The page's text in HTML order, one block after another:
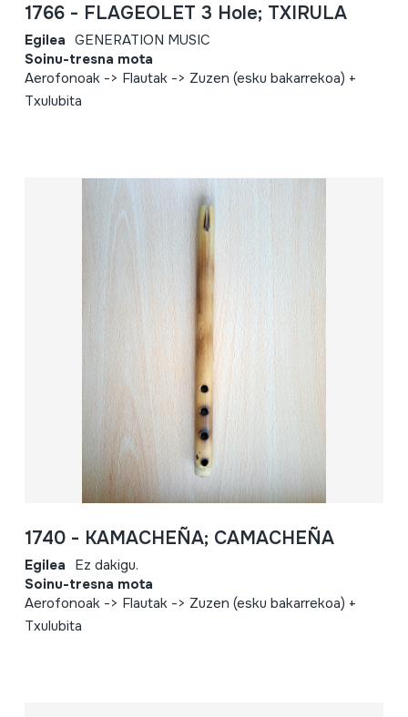
1766 - FLAGEOLET 3 Hole; TXIRULA
Egilea GENERATION MUSIC
Soinu-tresna mota
Aerofonoak -> Flautak -> Zuzen (esku bakarrekoa) +
Txulubita
1740 - KAMACHEÑA; CAMACHEÑA
Egilea Ez dakigu.
Soinu-tresna mota
Aerofonoak -> Flautak -> Zuzen (esku bakarrekoa) +
Txulubita